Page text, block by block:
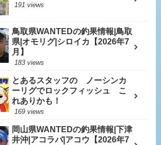
191 views
鳥取県WANTEDの釣果情報|鳥取
県|オモリグ|シロイカ【2026年7
月】
183 views
とあるスタッフの ノーシンカ
ーリグでロックフィッシュ こ
れありかも！
169 views
岡山県WANTEDの釣果情報|下津
井沖|アコラバ|アコウ【2026年7